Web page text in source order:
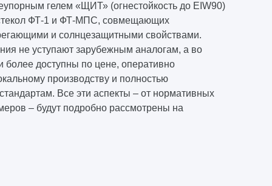
гелем «ЩИТ» (огнестойкость до EIW90)
ФТ-1 и ФТ-МПС, совмещающих
и солнцезащитными свойствами.
не уступают зарубежным аналогам, а во
более доступны по цене, оперативно
производству и полностью
Все эти аспекты – от нормативных
– будут подробно рассмотрены на